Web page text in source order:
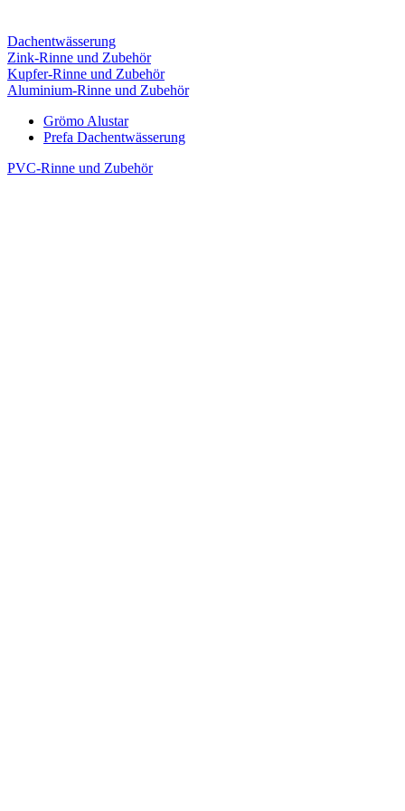
Dachentwässerung
Zink-Rinne und Zubehör
Kupfer-Rinne und Zubehör
Aluminium-Rinne und Zubehör
Grömo Alustar
Prefa Dachentwässerung
PVC-Rinne und Zubehör